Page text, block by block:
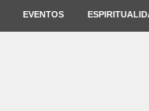
EVENTOS